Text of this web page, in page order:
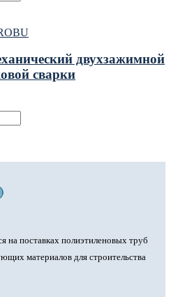
двухзажимной
сварки
на поставках полиэтиленовых труб
материалов для строительства